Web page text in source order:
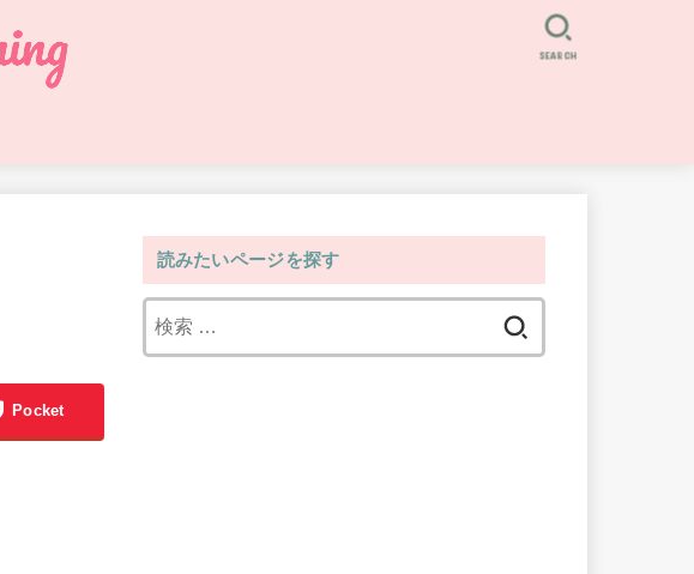
SEARCH
Pocket
読みたいページを探す